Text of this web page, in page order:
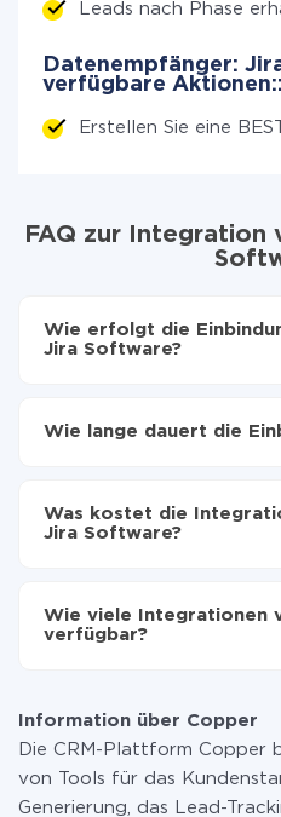
Leads nach Phase
Datenempfänger:
verfügbare Aktionen::
Erstellen Sie eine
FAQ zur Integration
Wie erfolgt die
Jira Software?
Software zu übertragen
auf Jira Software
Wie lange dauert die
Im Durchschnitt dauert es
Was kostet die
Jira Software?
zahlen nur für die
Service von einem System
Weitere Informationen zu
Wie viele Integrationen
verfügbar?
Information über Copper
Die CRM-Plattform Copper
von Tools für das
Generierung, das Lead-